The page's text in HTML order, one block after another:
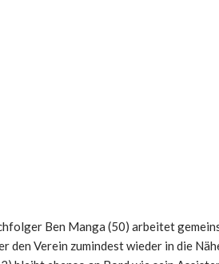
Ben Manga (50) arbeitet
den Verein zumindest wieder in die